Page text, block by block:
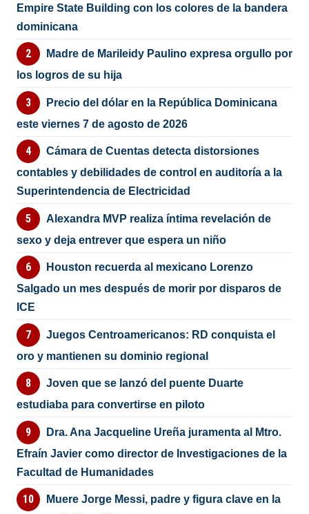
Empire State Building con los colores de la bandera
dominicana
Madre de Marileidy Paulino expresa orgullo por
los logros de su hija
Precio del dólar en la República Dominicana
este viernes 7 de agosto de 2026
Cámara de Cuentas detecta distorsiones
contables y debilidades de control en auditoría a la
Superintendencia de Electricidad
Alexandra MVP realiza íntima revelación de
sexo y deja entrever que espera un niño
Houston recuerda al mexicano Lorenzo
Salgado un mes después de morir por disparos de
ICE
Juegos Centroamericanos: RD conquista el
oro y mantienen su dominio regional
Joven que se lanzó del puente Duarte
estudiaba para convertirse en piloto
Dra. Ana Jacqueline Ureña juramenta al Mtro.
Efraín Javier como director de Investigaciones de la
Facultad de Humanidades
Muere Jorge Messi, padre y figura clave en la